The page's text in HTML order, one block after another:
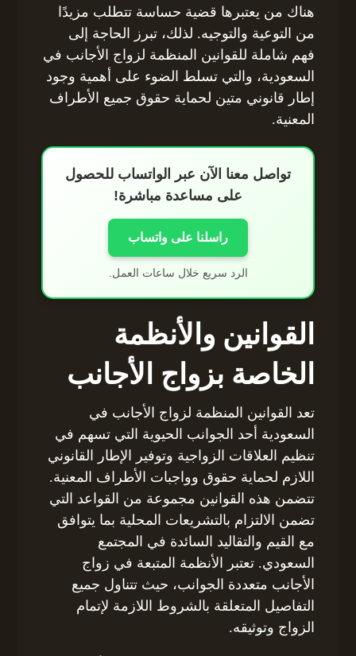
هناك من يعتبرها قضية حساسة تتطلب مزيدًا
من التوعية والتوجيه. لذلك، تبرز الحاجة إلى
فهم شاملة للقوانين المنظمة لزواج الأجانب في
السعودية، والتي تسلط الضوء على أهمية وجود
إطار قانوني متين لحماية حقوق جميع الأطراف
المعنية.
تواصل معنا الآن عبر الواتساب للحصول
على مساعدة مباشرة!
راسلنا على واتساب
الرد سريع خلال ساعات العمل.
القوانين والأنظمة
الخاصة بزواج الأجانب
تعد القوانين المنظمة لزواج الأجانب في
السعودية أحد الجوانب الحيوية التي تسهم في
تنظيم العلاقات الزواجية وتوفير الإطار القانوني
اللازم لحماية حقوق وواجبات الأطراف المعنية.
تتضمن هذه القوانين مجموعة من القواعد التي
تضمن الالتزام بالتشريعات المحلية بما يتوافق
مع القيم والتقاليد السائدة في المجتمع
السعودي. تعتبر الأنظمة المتبعة في زواج
الأجانب متعددة الجوانب، حيث تتناول جميع
التفاصيل المتعلقة بالشروط اللازمة لإتمام
الزواج وتوثيقه.